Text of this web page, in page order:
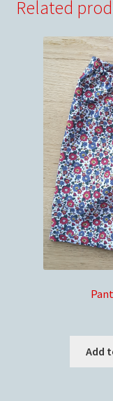
Related
Add